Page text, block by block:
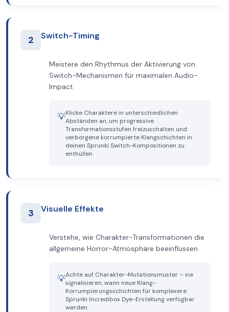
2 Switch-Timing
Meistere den Rhythmus der Aktivierung von
Switch-Mechanismen für maximalen Audio-
Impact.
💡Klicke Charaktere in unterschiedlichen
Abständen an, um progressive
Transformationsstufen freizuschalten und
verborgene korrumpierte Klangschichten in
deinen Sprunki Switch-Kompositionen zu
enthüllen.
3 Visuelle Effekte
Verstehe, wie Charakter-Transformationen die
allgemeine Horror-Atmosphäre beeinflussen.
💡Achte auf Charakter-Mutationsmuster – sie
signalisieren, wann neue Klang-
Korrumpierungsschichten für komplexere
Sprunki Incredibox Dye-Erstellung verfügbar
werden.